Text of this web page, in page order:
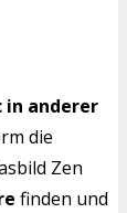
in anderer
die
Zen
finden und